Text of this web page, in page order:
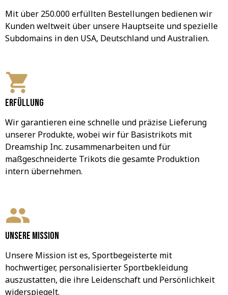
Mit über 250.000 erfüllten Bestellungen bedienen wir
Kunden weltweit über unsere Hauptseite und spezielle
Subdomains in den USA, Deutschland und Australien.
Erfüllung
Wir garantieren eine schnelle und präzise Lieferung
unserer Produkte, wobei wir für Basistrikots mit
Dreamship Inc. zusammenarbeiten und für
maßgeschneiderte Trikots die gesamte Produktion
intern übernehmen.
Unsere Mission
Unsere Mission ist es, Sportbegeisterte mit
hochwertiger, personalisierter Sportbekleidung
auszustatten, die ihre Leidenschaft und Persönlichkeit
widerspiegelt.